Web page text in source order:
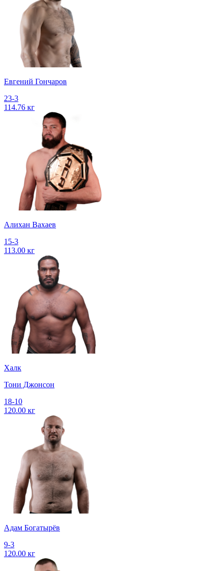
Евгений Гончаров
23-3
114.76 кг
Алихан Вахаев
15-3
113.00 кг
Халк
Тони Джонсон
18-10
120.00 кг
Адам Богатырёв
9-3
120.00 кг